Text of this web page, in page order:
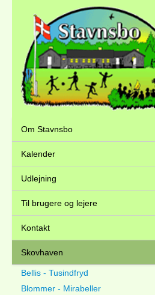
Om Stavnsbo
Kalender
Udlejning
Til brugere og lejere
Kontakt
Skovhaven
Bellis - Tusindfryd
Blommer - Mirabeller